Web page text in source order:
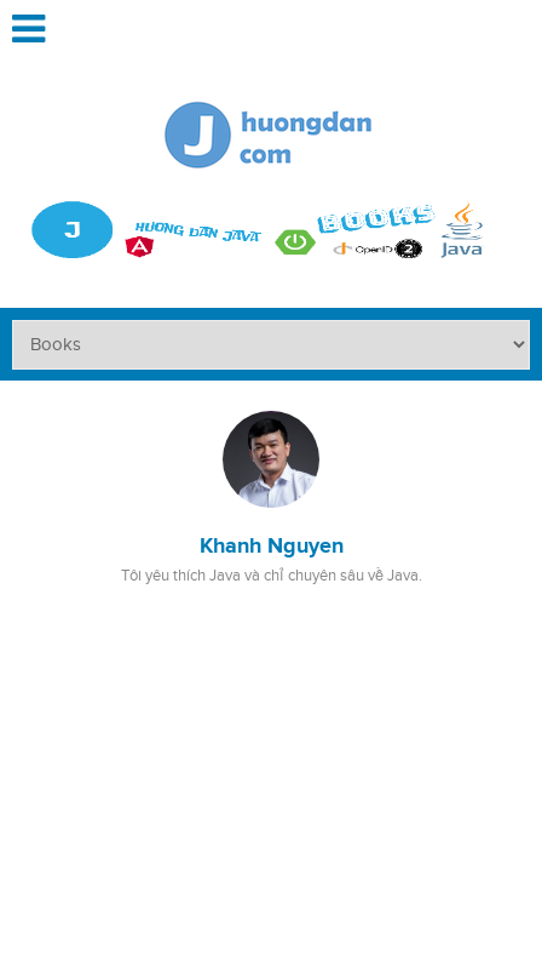
Khanh Nguyen
Tôi yêu thích Java và chỉ chuyên sâu về Java.